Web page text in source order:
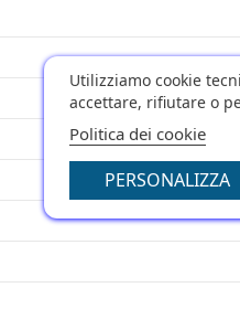
Utilizziamo cookie
accettare, rifiutare o
Politica dei cookie
PERSONALIZZA